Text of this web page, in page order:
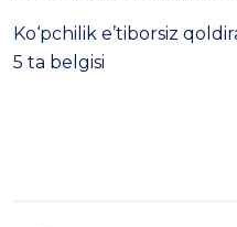
Ko‘pchilik e’tiborsiz
5 ta belgisi